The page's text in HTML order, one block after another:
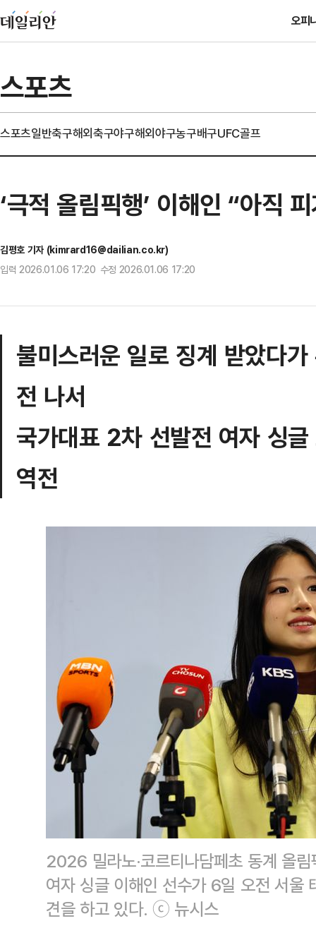
오피
스포츠
스포츠일반축구해외축구야구해외야구농구배구UFC골프
‘극적 올림픽행’ 이해인 “아직
김평호 기자 (kimrard16@dailian.co.kr)
입력 2026.01.06 17:20 수정 2026.01.06 17:20
불미스러운 일로 징계 받았다
전 나서
국가대표 2차 선발전 여자 싱
역전
2026 밀라노·코르티나담페초 동계 올
여자 싱글 이해인 선수가 6일 오전 서울
견을 하고 있다. ⓒ 뉴시스